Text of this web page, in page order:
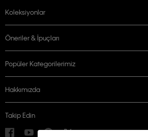
Koleksiyonlar
Öneriler & İpuçları
Popüler Kategorilerimiz
Hakkımızda
Takip Edin